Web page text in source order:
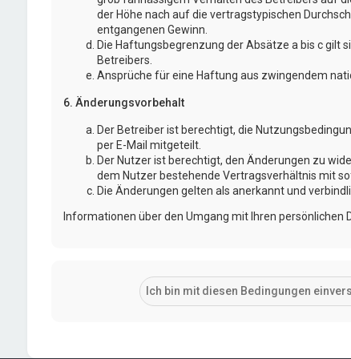
der Höhe nach auf die vertragstypischen
entgangenen Gewinn.
Die Haftungsbegrenzung der Absätze a bis c gilt
Betreibers.
Ansprüche für eine Haftung aus zwingendem
6. Änderungsvorbehalt
Der Betreiber ist berechtigt, die
per E-Mail mitgeteilt.
Der Nutzer ist berechtigt, den Änderungen zu
dem Nutzer bestehende Vertragsverhältnis mit
Die Änderungen gelten als anerkannt und
Informationen über den Umgang mit Ihren persönlichen